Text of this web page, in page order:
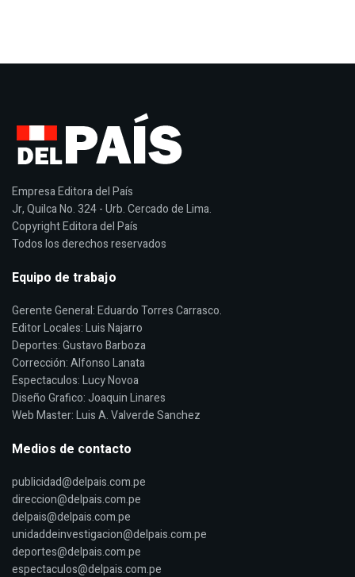
Empresa Editora del País
Jr, Quilca No. 324 - Urb. Cercado de Lima.
Copyright Editora del País
Todos los derechos reservados
Equipo de trabajo
Gerente General: Eduardo Torres Carrasco.
Editor Locales: Luis Najarro
Deportes: Gustavo Barboza
Corrección: Alfonso Lanata
Espectaculos: Lucy Novoa
Diseño Grafico: Joaquin Linares
Web Master: Luis A. Valverde Sanchez
Medios de contacto
publicidad@delpais.com.pe
direccion@delpais.com.pe
delpais@delpais.com.pe
unidaddeinvestigacion@delpais.com.pe
deportes@delpais.com.pe
espectaculos@delpais.com.pe